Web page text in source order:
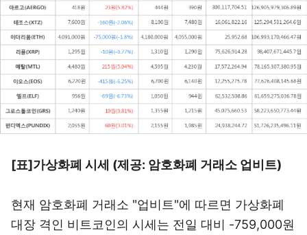
[표]가상화폐 시세 (제공: 암호화폐 거래소 업비트)
현재 암호화폐 거래소 "업비트"에 따르면 가상화폐
대장 격인 비트코인의 시세는 전일 대비 -759,000원